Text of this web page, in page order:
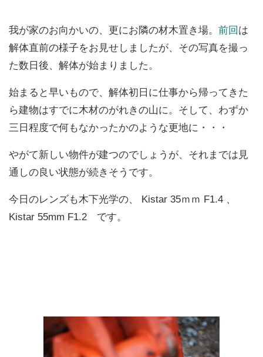
我が家のお向かいの、更にお隣の材木置き場。 前回 は
解体直前の様子をお見せしましたが、その写真を撮っ
た数日後、解体が始まりました。
始まると早いもので、解体初日に仕事から帰ってきた
ら建物はすでに木材のがれきの山に。そして、わずか
三日程度で何もなかったかのような更地に・・・
やがて新しい物件が建つのでしょうが、それまでは見
通しの良い状態が続きそうです。
今日のレンズも木下光学の、 Kistar 35ｍｍ F1.4 、
Kistar 55mm F1.2 です。